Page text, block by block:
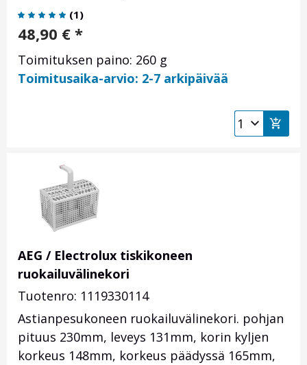
(1)
48,90 € *
Toimituksen paino: 260 g
Toimitusaika-arvio: 2-7 arkipäivää
AEG / Electrolux tiskikoneen
ruokailuvälinekori
Tuotenro: 1119330114
Astianpesukoneen ruokailuvälinekori. pohjan
pituus 230mm, leveys 131mm, korin kyljen
korkeus 148mm, korkeus päädyssä 165mm,